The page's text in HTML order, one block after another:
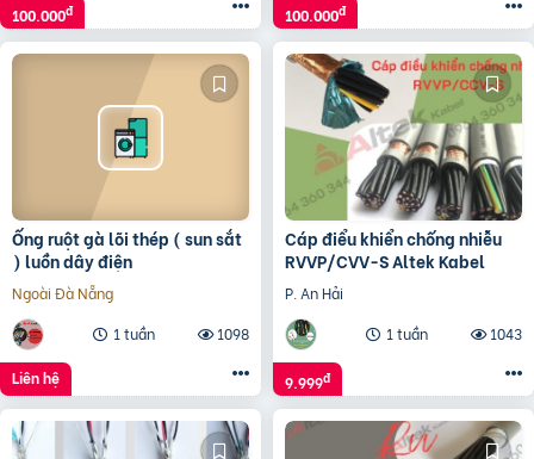
100.000đ 100.000đ
Ống ruột gà lõi thép ( sun sắt
) luồn dây điện
Ngoài Đà Nẵng
1 tuần
1098
Liên hệ
Cáp điểu khiển chống nhiễu
RVVP/CVV-S Altek Kabel
P. An Hải
1 tuần
1043
9.999đ